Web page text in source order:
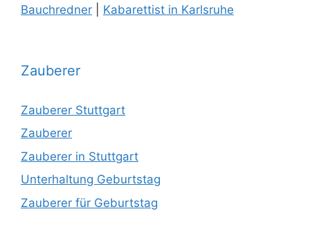
Bauchredner
Kabarettist in Karlsruhe
Zauberer
Zauberer Stuttgart
Zauberer
Zauberer in Stuttgart
Unterhaltung Geburtstag
Zauberer für Geburtstag